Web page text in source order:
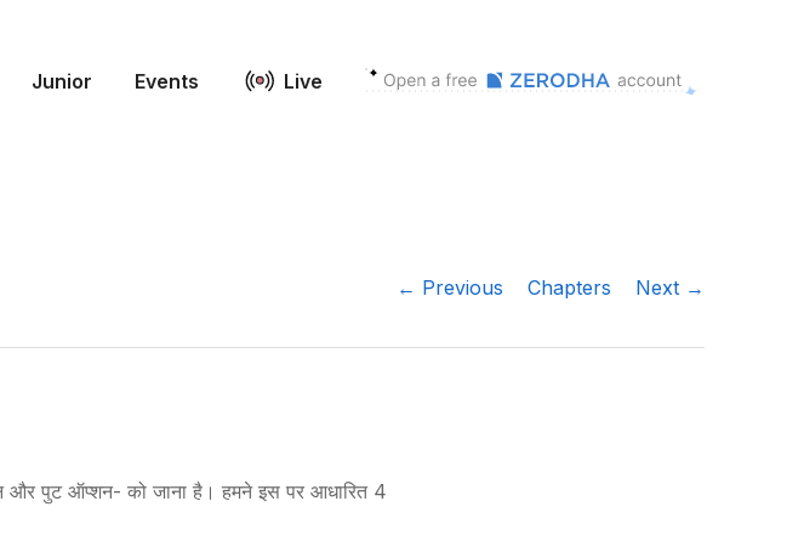
Junior Events Live
← Previous Chapters Next →
और पुट ऑप्शन- को जाना है। हमने इस पर आधारित 4